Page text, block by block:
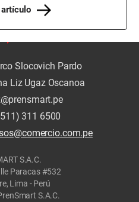
Slocovich Pardo
Liz Ugaz Oscanoa
311 6500
S.A.C.
Paracas #532
Lima - Perú
S.A.C.